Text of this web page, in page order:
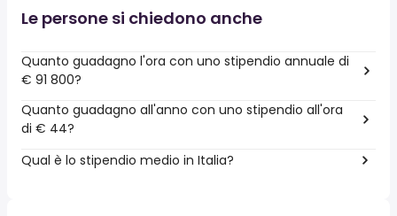
Le persone si chiedono anche
Quanto guadagno l'ora con uno stipendio annuale di
€ 91 800?
Quanto guadagno all'anno con uno stipendio all'ora
di € 44?
Qual è lo stipendio medio in Italia?